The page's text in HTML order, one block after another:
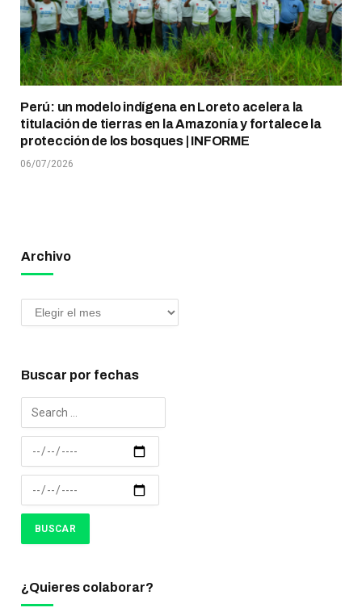
Perú: un modelo indígena en Loreto acelera la
titulación de tierras en la Amazonía y fortalece la
protección de los bosques | INFORME
06/07/2026
Archivo
Buscar por fechas
¿Quieres colaborar?